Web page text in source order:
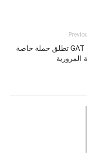
تأمينات GAT تطلق حملة خاصة
المرورية